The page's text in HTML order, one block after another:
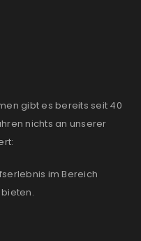
gibt es bereits seit 40
nichts an unserer
im Bereich
bieten.